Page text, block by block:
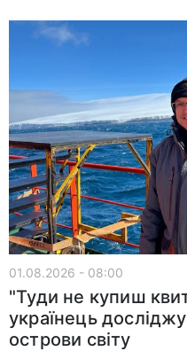
01.08.2026 - 08:00
"Туди не купиш
українець
острови світу